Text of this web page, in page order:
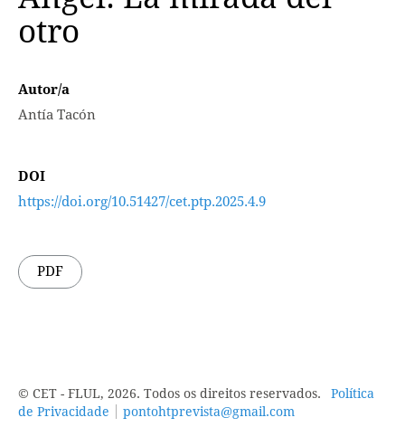
otro
Autor/a
Antía Tacón
DOI
https://doi.org/10.51427/cet.ptp.2025.4.9
PDF
© CET - FLUL, 2026. Todos os direitos reservados.
Política
de Privacidade
pontohtprevista@gmail.com